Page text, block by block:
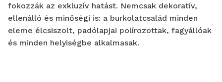
fokozzák az exkluzív hatást. Nemcsak dekoratív,
ellenálló és minőségi is: a burkolatcsalád minden
eleme élcsiszolt, padólapjai polírozottak, fagyállóak
és minden helyiségbe alkalmasak.